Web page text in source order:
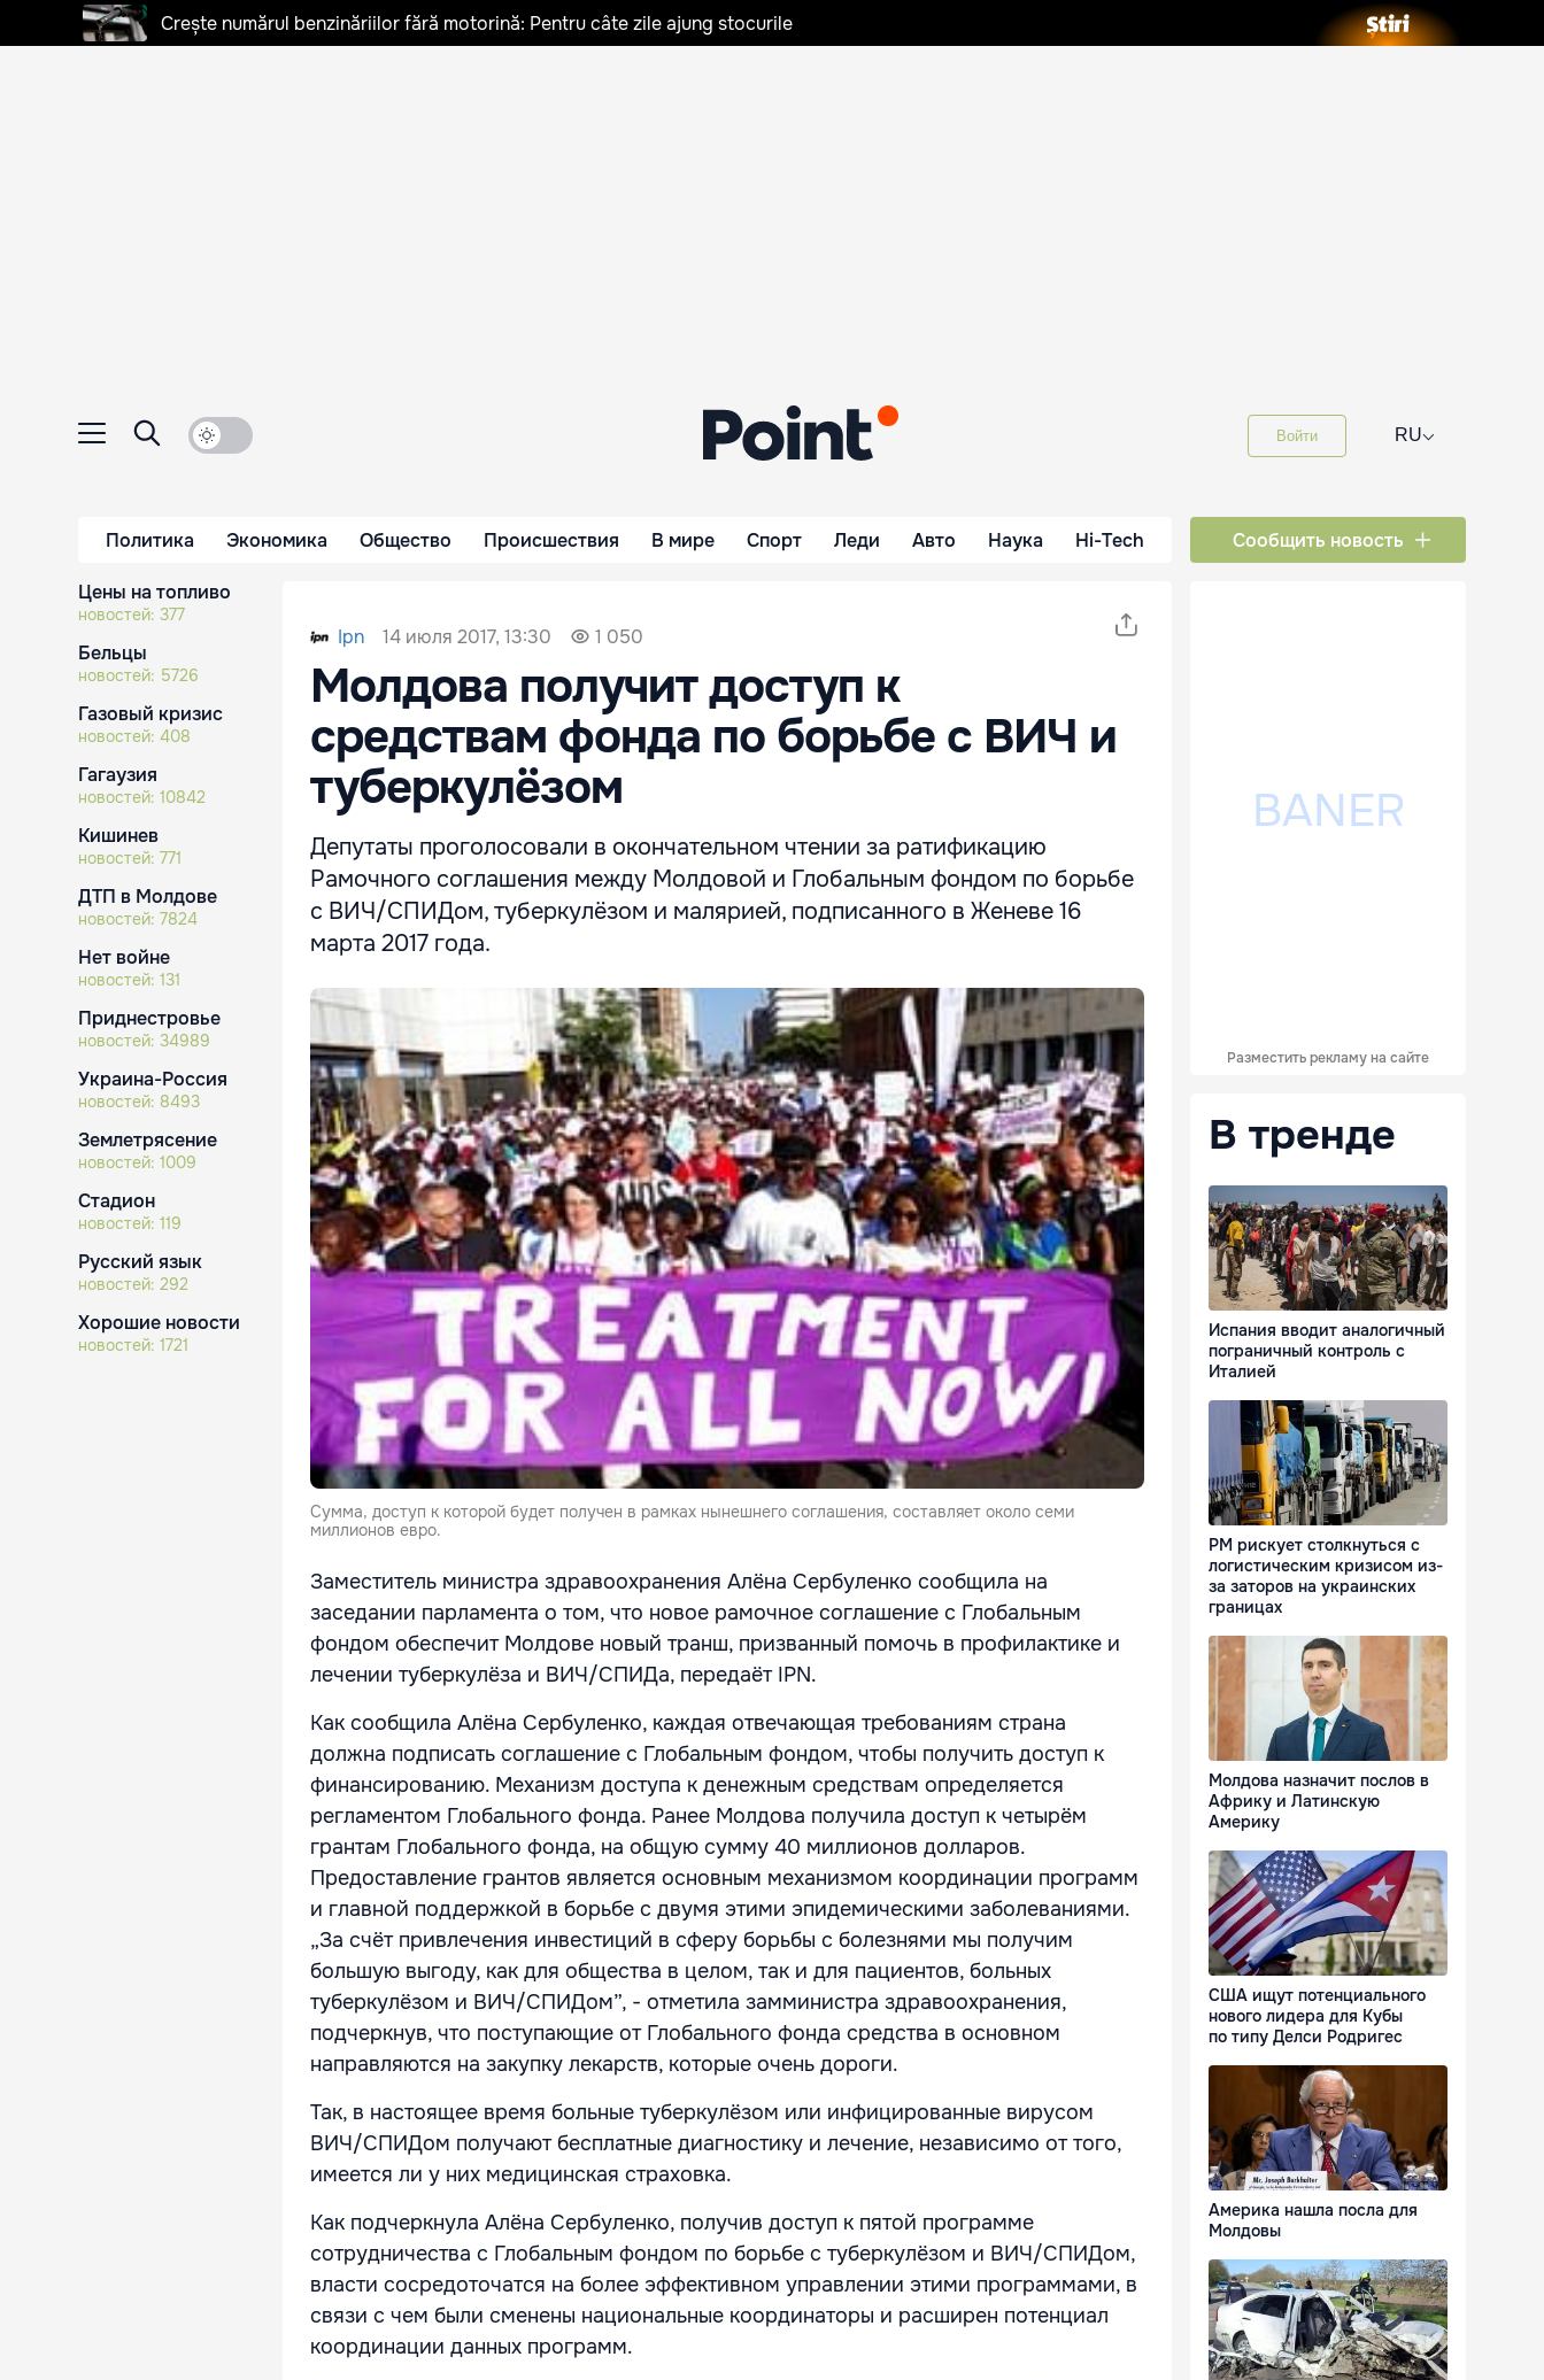
Crește numărul benzinăriilor fără motorină: Pentru câte zile ajung stocurile
Войти RU⌵
Политика Экономика Общество Происшествия В мире Спорт Леди Авто Наука Hi-Tech Сообщить новость
Цены на топливо
новостей: 377
Бельцы
новостей: 5726
Газовый кризис
новостей: 408
Гагаузия
новостей: 10842
Кишинев
новостей: 771
ДТП в Молдове
новостей: 7824
Нет войне
новостей: 131
Приднестровье
новостей: 34989
Украина-Россия
новостей: 8493
Землетрясение
новостей: 1009
Стадион
новостей: 119
Русский язык
новостей: 292
Хорошие новости
новостей: 1721
Ipn 14 июля 2017, 13:30 1 050
Молдова получит доступ к
средствам фонда по борьбе с ВИЧ и
туберкулёзом
Депутаты проголосовали в окончательном чтении за ратификацию
Рамочного соглашения между Молдовой и Глобальным фондом по борьбе
с ВИЧ/СПИДом, туберкулёзом и малярией, подписанного в Женеве 16
марта 2017 года.
Сумма, доступ к которой будет получен в рамках нынешнего соглашения, составляет около семи
миллионов евро.
Заместитель министра здравоохранения Алёна Сербуленко сообщила на
заседании парламента о том, что новое рамочное соглашение с Глобальным
фондом обеспечит Молдове новый транш, призванный помочь в профилактике и
лечении туберкулёза и ВИЧ/СПИДа, передаёт IPN.
Как сообщила Алёна Сербуленко, каждая отвечающая требованиям страна
должна подписать соглашение с Глобальным фондом, чтобы получить доступ к
финансированию. Механизм доступа к денежным средствам определяется
регламентом Глобального фонда. Ранее Молдова получила доступ к четырём
грантам Глобального фонда, на общую сумму 40 миллионов долларов.
Предоставление грантов является основным механизмом координации программ
и главной поддержкой в борьбе с двумя этими эпидемическими заболеваниями.
„За счёт привлечения инвестиций в сферу борьбы с болезнями мы получим
большую выгоду, как для общества в целом, так и для пациентов, больных
туберкулёзом и ВИЧ/СПИДом”, - отметила замминистра здравоохранения,
подчеркнув, что поступающие от Глобального фонда средства в основном
направляются на закупку лекарств, которые очень дороги.
Так, в настоящее время больные туберкулёзом или инфицированные вирусом
ВИЧ/СПИДом получают бесплатные диагностику и лечение, независимо от того,
имеется ли у них медицинская страховка.
Как подчеркнула Алёна Сербуленко, получив доступ к пятой программе
сотрудничества с Глобальным фондом по борьбе с туберкулёзом и ВИЧ/СПИДом,
власти сосредоточатся на более эффективном управлении этими программами, в
связи с чем были сменены национальные координаторы и расширен потенциал
координации данных программ.
Разместить рекламу на сайте
В тренде
Испания вводит аналогичный
пограничный контроль с
Италией
РМ рискует столкнуться с
логистическим кризисом из-
за заторов на украинских
границах
Молдова назначит послов в
Африку и Латинскую
Америку
США ищут потенциального
нового лидера для Кубы
по типу Делси Родригес
Америка нашла посла для
Молдовы